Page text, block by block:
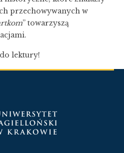
przechowywanych w
” towarzyszą
lektury!